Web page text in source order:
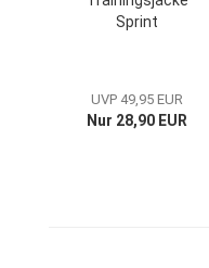
Sprint
UVP 49,95 EUR
Nur 28,90 EUR